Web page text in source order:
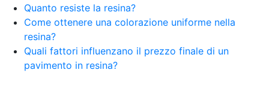
Quanto resiste la resina?
Come ottenere una colorazione uniforme nella
resina?
Quali fattori influenzano il prezzo finale di un
pavimento in resina?